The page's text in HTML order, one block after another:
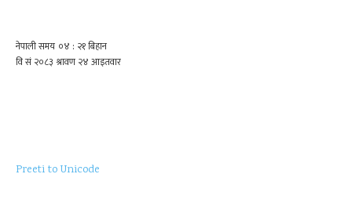
Preeti to Unicode